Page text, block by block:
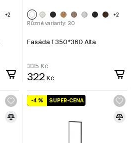
+2
+2
Různé varianty: 30
Fasáda f 350*360 Alta
335 Kč
322 Kč
SUPER-CENA
-4 %